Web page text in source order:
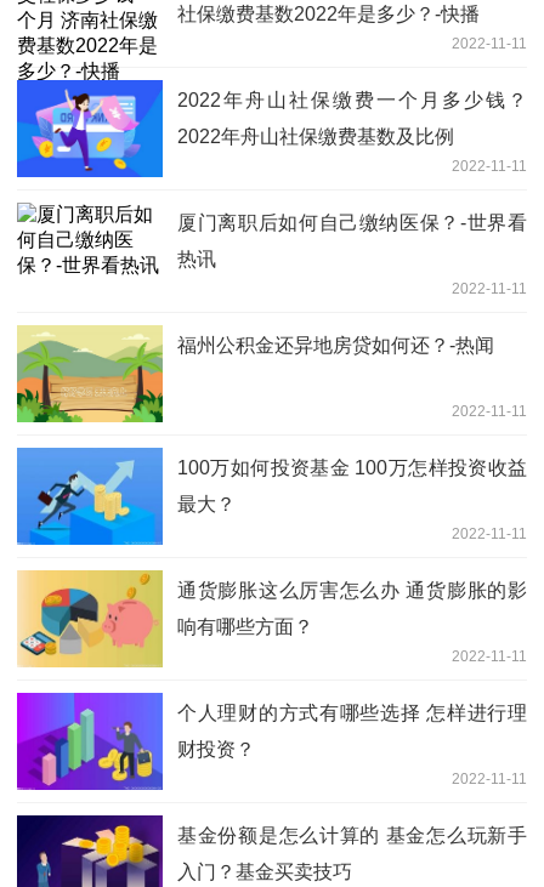
社保缴费基数2022年是多少？-快播
2022-11-11
2022年舟山社保缴费一个月多少钱？
2022年舟山社保缴费基数及比例
2022-11-11
厦门离职后如何自己缴纳医保？-世界看
热讯
2022-11-11
福州公积金还异地房贷如何还？-热闻
2022-11-11
100万如何投资基金 100万怎样投资收益
最大？
2022-11-11
通货膨胀这么厉害怎么办 通货膨胀的影
响有哪些方面？
2022-11-11
个人理财的方式有哪些选择 怎样进行理
财投资？
2022-11-11
基金份额是怎么计算的 基金怎么玩新手
入门？基金买卖技巧